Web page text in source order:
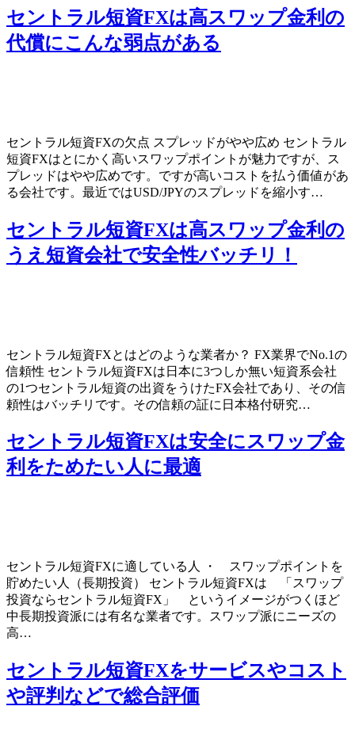
セントラル短資FXは高スワップ金利の
代償にこんな弱点がある
セントラル短資FXの欠点 スプレッドがやや広め セントラル
短資FXはとにかく高いスワップポイントが魅力ですが、ス
プレッドはやや広めです。ですが高いコストを払う価値があ
る会社です。最近ではUSD/JPYのスプレッドを縮小す…
セントラル短資FXは高スワップ金利の
うえ短資会社で安全性バッチリ！
セントラル短資FXとはどのような業者か？ FX業界でNo.1の
信頼性 セントラル短資FXは日本に3つしか無い短資系会社
の1つセントラル短資の出資をうけたFX会社であり、その信
頼性はバッチリです。その信頼の証に日本格付研究…
セントラル短資FXは安全にスワップ金
利をためたい人に最適
セントラル短資FXに適している人 ・ スワップポイントを
貯めたい人（長期投資） セントラル短資FXは 「スワップ
投資ならセントラル短資FX」 というイメージがつくほど
中長期投資派には有名な業者です。スワップ派にニーズの
高…
セントラル短資FXをサービスやコスト
や評判などで総合評価